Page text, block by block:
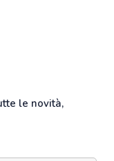
le novità,